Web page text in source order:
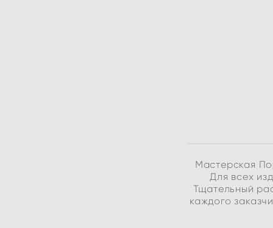
Мастерская
Для всех
Тщательный
каждого